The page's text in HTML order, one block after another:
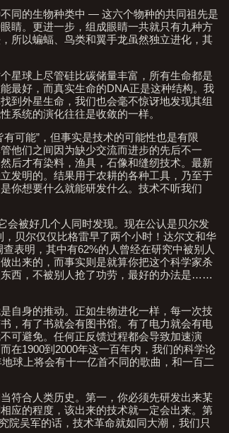
同的生物种类中 — 这六个物种的共同祖先是
睛。更进一步，组成眼睛一共就只有九种方
所以蝙蝠、鸟类和翼手龙虽然独立进化，其
星球上尽管硅比碳储量丰富，所有生命都是
最好，而真实生命的DNA正是这种结构。我
到外星生命，我们也会毫不惊讶地发现其组
系统的演化往往是收敛的一样。
可能”，但事实是技术的可能性也是有限
他们之间因为缺少交流而进步的先后不一
后才有染料，渔具，石像和缝纫技术。最新
发明的。结果用于农耕的各种工具，乃至于
你想要什么就能研发什么。技术不听我们
会被好几个人同时发现。现在公认是贝尔发
贝尔仅仅比格雷早了两个小时！达尔文和华
表明，其中有62%的人曾经在研究中被别人
出来的，而事实则是就算你把这个科学家杀
西，不被别人抢了功劳，最好的办法是……
自身的推动。正如生物进化一样，每一次技
，有了书就会有图书馆。有了电力就会有电
可避免。任何正反馈过程都会导致加速演
在1900到2000年这一百年内，我们的科学论
球上将会有十一亿首不同的歌曲，和一百二
符合人类历史。第一，你必须先研发出来某
应的程度，该出来的技术就一定会出来。第
院吴军的话，技术革命就如同大潮，我们只